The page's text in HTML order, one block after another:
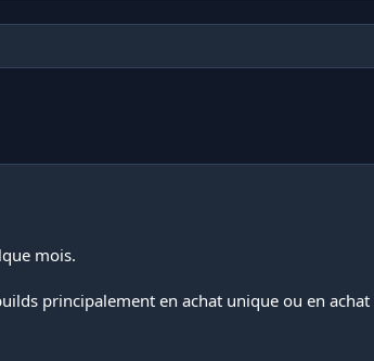
mois.
principalement en achat unique ou en